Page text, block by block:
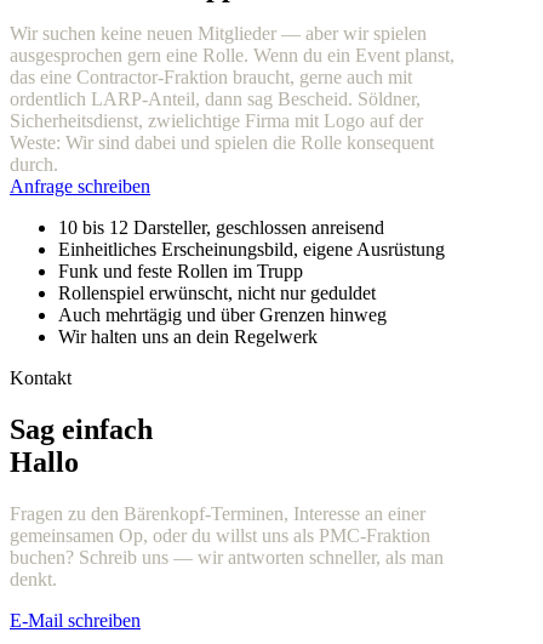
Wir suchen keine neuen Mitglieder — aber wir spielen
ausgesprochen gern eine Rolle. Wenn du ein Event planst,
das eine Contractor-Fraktion braucht, gerne auch mit
ordentlich LARP-Anteil, dann sag Bescheid. Söldner,
Sicherheitsdienst, zwielichtige Firma mit Logo auf der
Weste: Wir sind dabei und spielen die Rolle konsequent
durch.
Anfrage schreiben
10 bis 12 Darsteller, geschlossen anreisend
Einheitliches Erscheinungsbild, eigene Ausrüstung
Funk und feste Rollen im Trupp
Rollenspiel erwünscht, nicht nur geduldet
Auch mehrtägig und über Grenzen hinweg
Wir halten uns an dein Regelwerk
Kontakt
Sag einfach
Hallo
Fragen zu den Bärenkopf-Terminen, Interesse an einer
gemeinsamen Op, oder du willst uns als PMC-Fraktion
buchen? Schreib uns — wir antworten schneller, als man
denkt.
E-Mail schreiben